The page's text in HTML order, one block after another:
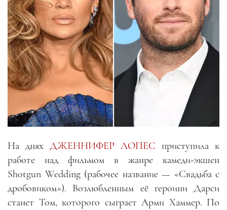
На днях ДЖЕННИФЕР ЛОПЕС приступила к
работе над фильмом в жанре камеди-экшен
Shotgun Wedding (рабочее название — «Свадьба с
дробовиком»). Возлюбленным её героини Дарси
станет Том, которого сыграет Арми Хаммер. По